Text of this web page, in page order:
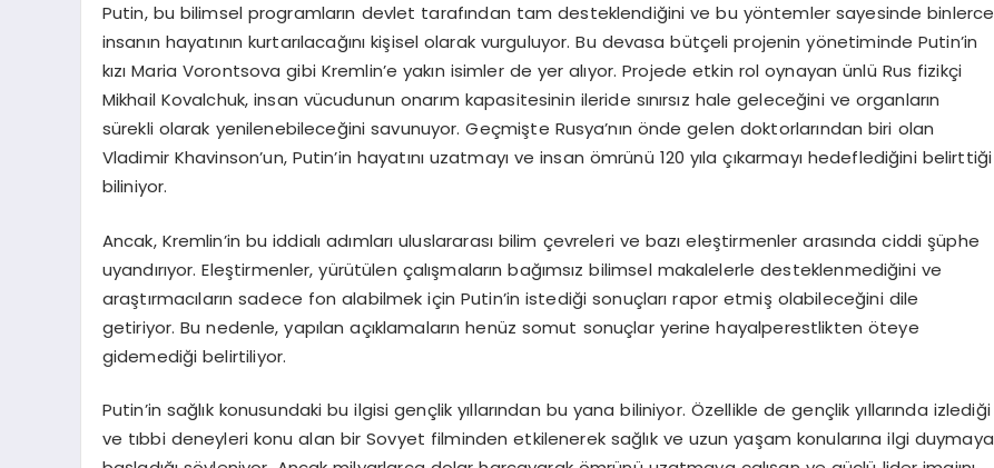
Putin, bu bilimsel programların devlet tarafından tam desteklendiğini ve bu yöntemler sayesinde binlerce
insanın hayatının kurtarılacağını kişisel olarak vurguluyor. Bu devasa bütçeli projenin yönetiminde Putin’in
kızı Maria Vorontsova gibi Kremlin’e yakın isimler de yer alıyor. Projede etkin rol oynayan ünlü Rus fizikçi
Mikhail Kovalchuk, insan vücudunun onarım kapasitesinin ileride sınırsız hale geleceğini ve organların
sürekli olarak yenilenebileceğini savunuyor. Geçmişte Rusya’nın önde gelen doktorlarından biri olan
Vladimir Khavinson’un, Putin’in hayatını uzatmayı ve insan ömrünü 120 yıla çıkarmayı hedeflediğini belirttiği
biliniyor.
Ancak, Kremlin’in bu iddialı adımları uluslararası bilim çevreleri ve bazı eleştirmenler arasında ciddi şüphe
uyandırıyor. Eleştirmenler, yürütülen çalışmaların bağımsız bilimsel makalelerle desteklenmediğini ve
araştırmacıların sadece fon alabilmek için Putin’in istediği sonuçları rapor etmiş olabileceğini dile
getiriyor. Bu nedenle, yapılan açıklamaların henüz somut sonuçlar yerine hayalperestlikten öteye
gidemediği belirtiliyor.
Putin’in sağlık konusundaki bu ilgisi gençlik yıllarından bu yana biliniyor. Özellikle de gençlik yıllarında izlediği
ve tıbbi deneyleri konu alan bir Sovyet filminden etkilenerek sağlık ve uzun yaşam konularına ilgi duymaya